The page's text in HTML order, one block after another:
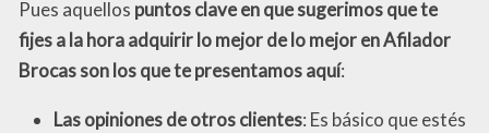
Pues aquellos puntos clave en que sugerimos que te
fijes a la hora adquirir lo mejor de lo mejor en Afilador
Brocas son los que te presentamos aquí:
Las opiniones de otros clientes: Es básico que estés